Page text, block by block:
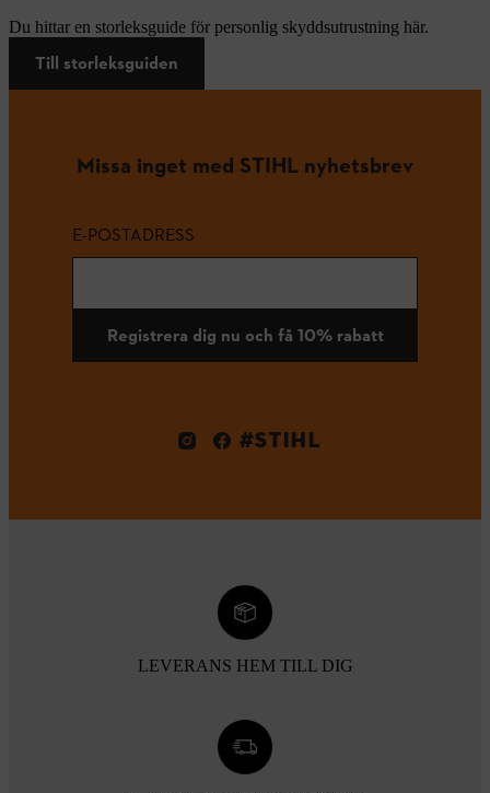
Du hittar en storleksguide för personlig skyddsutrustning här.
Till storleksguiden
Missa inget med STIHL nyhetsbrev
E-POSTADRESS
Registrera dig nu och få 10% rabatt
#STIHL
LEVERANS HEM TILL DIG